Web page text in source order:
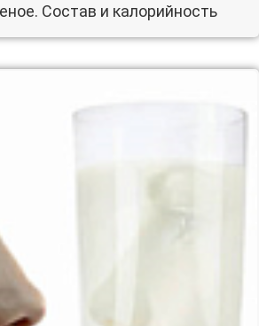
Состав и калорийность